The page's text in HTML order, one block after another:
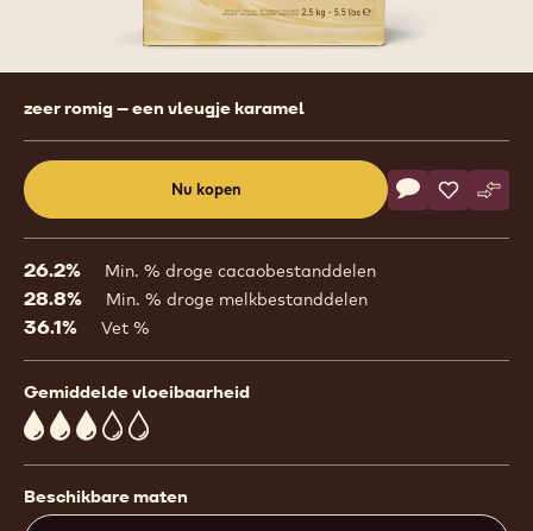
Product
information
zeer romig – een vleugje karamel
Nu kopen
a
window)
Actions
Schrijf een
- WNVOpslaan
- WNV-
26.2% Min. % droge cacaobestanddelen
28.8% Min. % droge melkbestanddelen
36.1% Vet %
Gemiddelde vloeibaarheid
3
Beschikbare maten